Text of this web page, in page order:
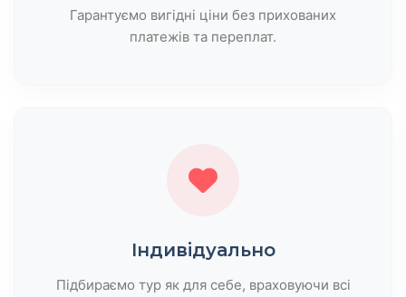
Гарантуємо вигідні ціни без прихованих
платежів та переплат.
Індивідуально
Підбираємо тур як для себе, враховуючи всі